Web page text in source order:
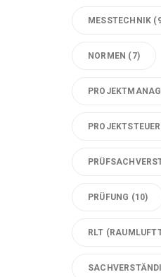
MESSTECHNIK
NORMEN (7)
PRÜFUNG (10)
RLT